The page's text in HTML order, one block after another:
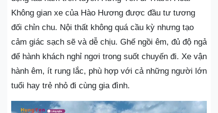
Không gian xe của Hào Hương được đầu tư tương
đối chỉn chu. Nội thất không quá cầu kỳ nhưng tạo
cảm giác sạch sẽ và dễ chịu. Ghế ngồi êm, đủ độ ngả
để hành khách nghỉ ngơi trong suốt chuyến đi. Xe vận
hành êm, ít rung lắc, phù hợp với cả những người lớn
tuổi hay trẻ nhỏ đi cùng gia đình.